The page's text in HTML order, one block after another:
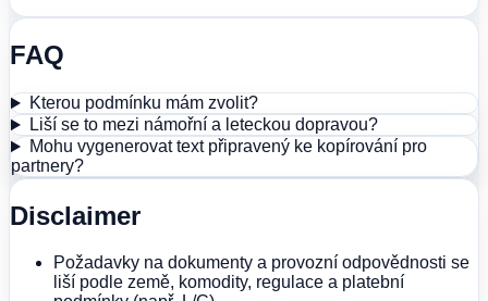
FAQ
Kterou podmínku mám zvolit?
Liší se to mezi námořní a leteckou dopravou?
Mohu vygenerovat text připravený ke kopírování pro
partnery?
Disclaimer
Požadavky na dokumenty a provozní odpovědnosti se
liší podle země, komodity, regulace a platební